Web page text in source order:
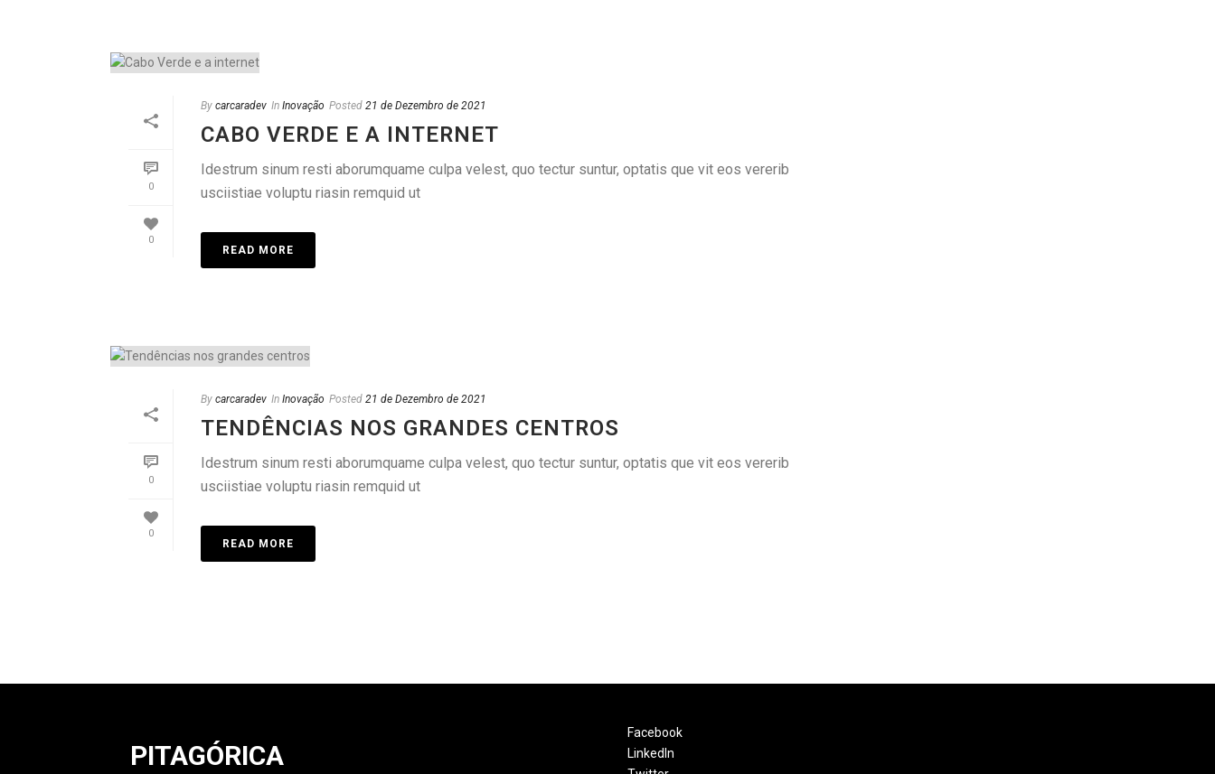
0
0
By carcaradev In Inovação Posted 21 de Dezembro de 2021
CABO VERDE E A INTERNET
Idestrum sinum resti aborumquame culpa velest, quo tectur suntur, optatis que vit eos vererib
usciistiae voluptu riasin remquid ut
READ MORE
0
0
By carcaradev In Inovação Posted 21 de Dezembro de 2021
TENDÊNCIAS NOS GRANDES CENTROS
Idestrum sinum resti aborumquame culpa velest, quo tectur suntur, optatis que vit eos vererib
usciistiae voluptu riasin remquid ut
READ MORE
PITAGÓRICA
Facebook
LinkedIn